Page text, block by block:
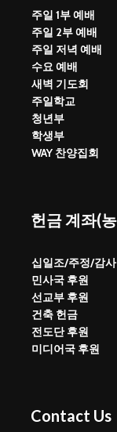
주일 1부 예배
주일 2부 예배
주일 저녁 예배
수요 예배
새벽 기도회
주일학교
청년부
학생부
WAY 찬양집회
헌금 계좌(
십일조/주정/감
민사국 후원
선교부 후원
건축 헌금
전도단 후원
미디어국 후원
Contact Us